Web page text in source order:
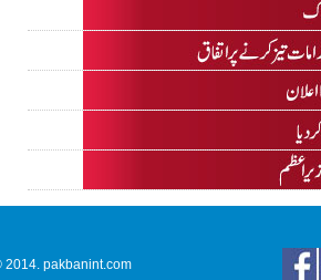
2014. pakbanint.com